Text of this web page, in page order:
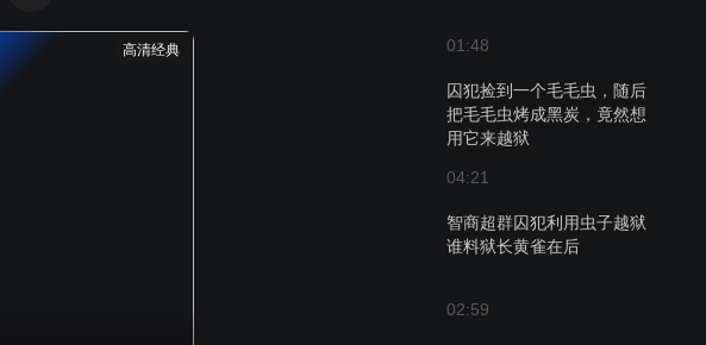
01:48
囚犯捡到一个毛毛虫，随后
把毛毛虫烤成黑炭，竟然想
用它来越狱
04:21
智商超群囚犯利用虫子越狱
谁料狱长黄雀在后
02:59
高清经典